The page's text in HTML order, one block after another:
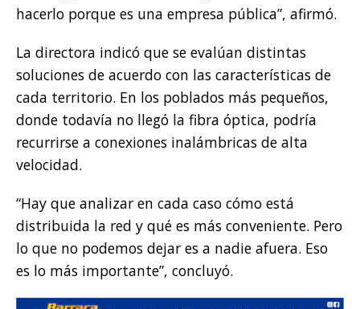
hacerlo porque es una empresa pública”, afirmó.
La directora indicó que se evalúan distintas
soluciones de acuerdo con las características de
cada territorio. En los poblados más pequeños,
donde todavía no llegó la fibra óptica, podría
recurrirse a conexiones inalámbricas de alta
velocidad.
“Hay que analizar en cada caso cómo está
distribuida la red y qué es más conveniente. Pero
lo que no podemos dejar es a nadie afuera. Eso
es lo más importante”, concluyó.